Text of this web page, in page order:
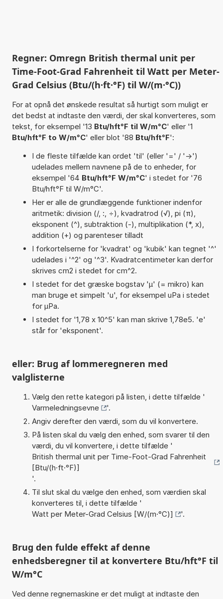
Regner: Omregn British thermal unit per
Time-Foot-Grad Fahrenheit til Watt per Meter-
Grad Celsius (Btu/(h·ft·°F) til W/(m·°C))
For at opnå det ønskede resultat så hurtigt som muligt er
det bedst at indtaste den værdi, der skal konverteres, som
tekst, for eksempel '13 Btu/hft°F til W/m°C' eller '1
Btu/hft°F to W/m°C' eller blot '88 Btu/hft°F':
I de fleste tilfælde kan ordet 'til' (eller '=' / '->')
udelades mellem navnene på de to enheder, for
eksempel '64 Btu/hft°F W/m°C' i stedet for '76
Btu/hft°F til W/m°C'.
Her er alle de grundlæggende funktioner indenfor
aritmetik: division (/, :, ÷), kvadratrod (√), pi (π),
eksponent (^), subtraktion (-), multiplikation (*, x),
addition (+) og parenteser tilladt
I forkortelserne for 'kvadrat' og 'kubik' kan tegnet '^'
udelades i '^2' og '^3'. Kvadratcentimeter kan derfor
skrives cm2 i stedet for cm^2.
I stedet for det græske bogstav 'µ' (= mikro) kan
man bruge et simpelt 'u', for eksempel uPa i stedet
for µPa.
I stedet for '1,78 x 10^5' kan man skrive 1,78e5. 'e'
står for 'eksponent'.
eller: Brug af lommeregneren med
valglisterne
Vælg den rette kategori på listen, i dette tilfælde '
Varmeledningsevne
'.
Angiv derefter den værdi, som du vil konvertere.
På listen skal du vælg den enhed, som svarer til den
værdi, du vil konvertere, i dette tilfælde '
British thermal unit per Time-Foot-Grad Fahrenheit
[Btu/(h·ft·°F)]
'.
Til slut skal du vælge den enhed, som værdien skal
konverteres til, i dette tilfælde '
Watt per Meter-Grad Celsius [W/(m·°C)]
'.
Brug den fulde effekt af denne
enhedsberegner til at konvertere Btu/hft°F til
W/m°C
Ved denne regnemaskine er det muligt at indtaste den